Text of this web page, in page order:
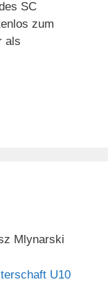
SC
zum
als
Mlynarski
U10